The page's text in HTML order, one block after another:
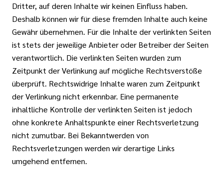
Dritter, auf deren Inhalte wir keinen Einfluss haben.
Deshalb können wir für diese fremden Inhalte auch keine
Gewähr übernehmen. Für die Inhalte der verlinkten Seiten
ist stets der jeweilige Anbieter oder Betreiber der Seiten
verantwortlich. Die verlinkten Seiten wurden zum
Zeitpunkt der Verlinkung auf mögliche Rechtsverstöße
überprüft. Rechtswidrige Inhalte waren zum Zeitpunkt
der Verlinkung nicht erkennbar. Eine permanente
inhaltliche Kontrolle der verlinkten Seiten ist jedoch
ohne konkrete Anhaltspunkte einer Rechtsverletzung
nicht zumutbar. Bei Bekanntwerden von
Rechtsverletzungen werden wir derartige Links
umgehend entfernen.